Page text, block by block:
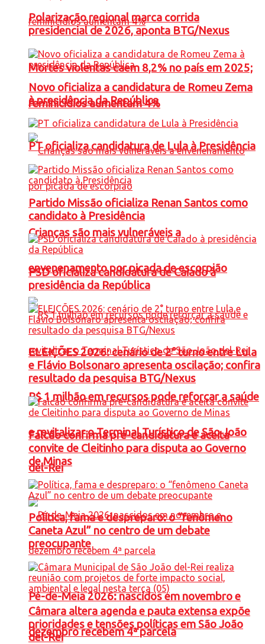
Mortes violentas caem 8,2% no país em 2025;
feminicídios aumentam 4%
Crianças são mais vulneráveis a
envenenamento por picada de escorpião
R$ 1 milhão em recursos pode reforçar a saúde
e revitalizar o Terminal Turístico de São João
del-Rei
Pé-de-Meia 2026: nascidos em novembro e
dezembro recebem 4ª parcela
Polarização regional marca corrida
presidencial de 2026, aponta BTG/Nexus
Novo oficializa a candidatura de Romeu Zema
à presidência da República
PT oficializa candidatura de Lula à Presidência
Partido Missão oficializa Renan Santos como
candidato à Presidência
PSD oficializa candidatura de Caiado à
presidência da República
ELEIÇÕES 2026: cenário de 2° turno entre Lula
e Flávio Bolsonaro apresenta oscilação; confira
resultado da pesquisa BTG/Nexus
Falcão confirma pré-candidatura e aceita
convite de Cleitinho para disputa ao Governo
de Minas
Política, fama e despreparo: o “fenômeno
Caneta Azul” no centro de um debate
preocupante
Câmara altera agenda e pauta extensa expõe
prioridades e tensões políticas em São João
del-Rei